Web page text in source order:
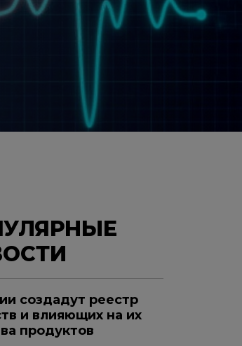
создадут реестр
и влияющих на их
продуктов